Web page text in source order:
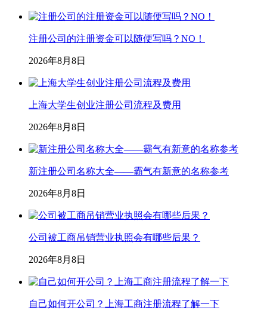
注册公司的注册资金可以随便写吗？NO！
2026年8月8日
上海大学生创业注册公司流程及费用
2026年8月8日
新注册公司名称大全——霸气有新意的名称参考
2026年8月8日
公司被工商吊销营业执照会有哪些后果？
2026年8月8日
自己如何开公司？上海工商注册流程了解一下